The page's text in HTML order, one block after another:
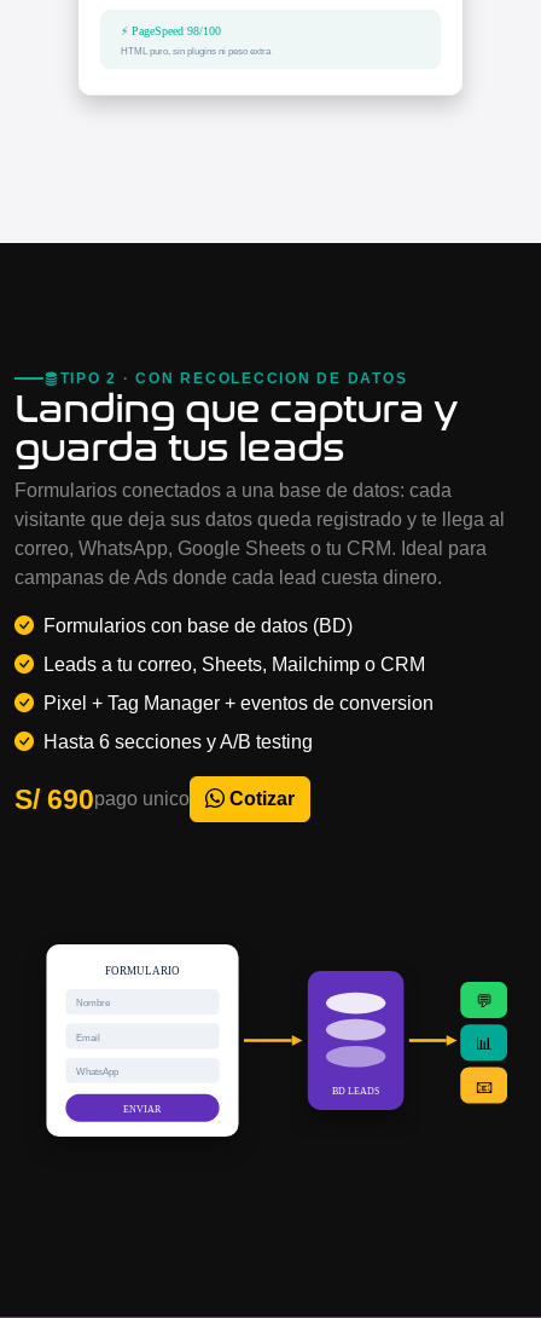
⚡ PageSpeed 98/100
HTML puro, sin plugins ni peso extra
TIPO 2 · CON RECOLECCION DE DATOS
Landing que captura y
guarda tus leads
Formularios conectados a una base de datos: cada
visitante que deja sus datos queda registrado y te llega al
correo, WhatsApp, Google Sheets o tu CRM. Ideal para
campanas de Ads donde cada lead cuesta dinero.
Formularios con base de datos (BD)
Leads a tu correo, Sheets, Mailchimp o CRM
Pixel + Tag Manager + eventos de conversion
Hasta 6 secciones y A/B testing
S/ 690pago unico Cotizar
FORMULARIO
Nombre
Email
WhatsApp
ENVIAR
BD LEADS
💬
📊
📧